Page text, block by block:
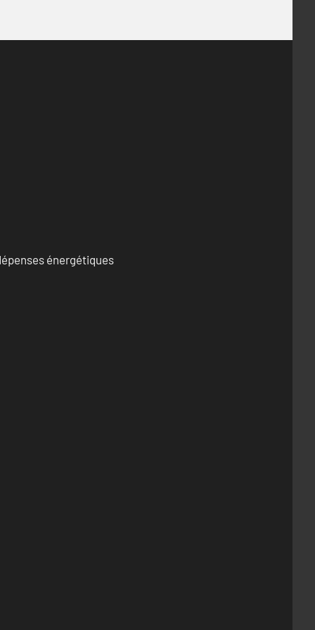
énergétiques